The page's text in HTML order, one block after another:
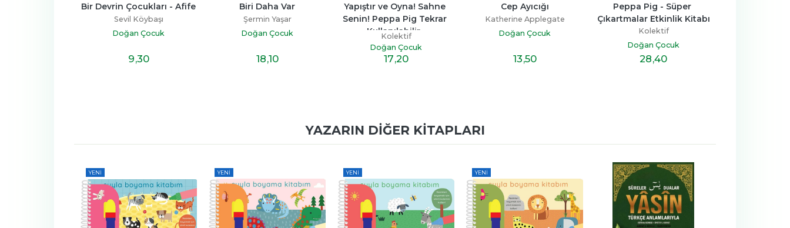
Bir Devrin Çocukları - Afife
Sevil Köybaşı
Doğan Çocuk
9,30
Biri Daha Var
Şermin Yaşar
Doğan Çocuk
18,10
Yapıştır ve Oyna! Sahne
Senin! Peppa Pig Tekrar
Kullanılabilir...
Kolektif
Doğan Çocuk
17,20
Cep Ayıcığı
Katherine Applegate
Doğan Çocuk
13,50
Peppa Pig - Süper
Çıkartmalar Etkinlik Kitabı
Kolektif
Doğan Çocuk
28,40
YAZARIN DIĞER KITAPLARI
YENI YENI YENI YENI